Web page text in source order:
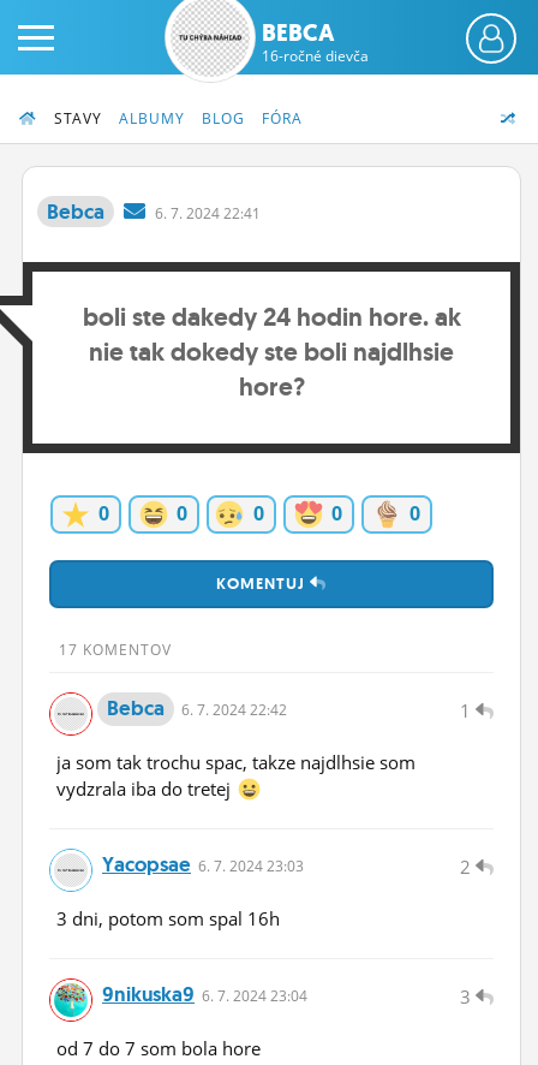
ČINŽIAK
FÓRUM
OBRÁZKY
ĽUDIA
MÔJ PROFIL
NASTAVENIA
ROLETA
BEBCA
16-ročné dievča
STAVY ALBUMY BLOG FÓRA
Bebca 6. 7. 2024 22:41
boli ste dakedy 24 hodin hore. ak
nie tak dokedy ste boli najdlhsie
hore?
0 0 0 0 0
KOMENTUJ
17 KOMENTOV
1
Bebca 6. 7. 2024 22:42
ja som tak trochu spac, takze najdlhsie som
vydzrala iba do tretej
2
Yacopsae 6. 7. 2024 23:03
3 dni, potom som spal 16h
3
9nikuska9 6. 7. 2024 23:04
od 7 do 7 som bola hore